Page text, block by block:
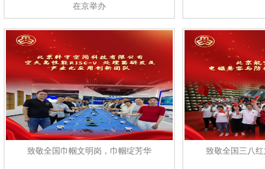
在京举办
致敬全国巾帼文明岗，巾帼绽芳华 致敬全国三八